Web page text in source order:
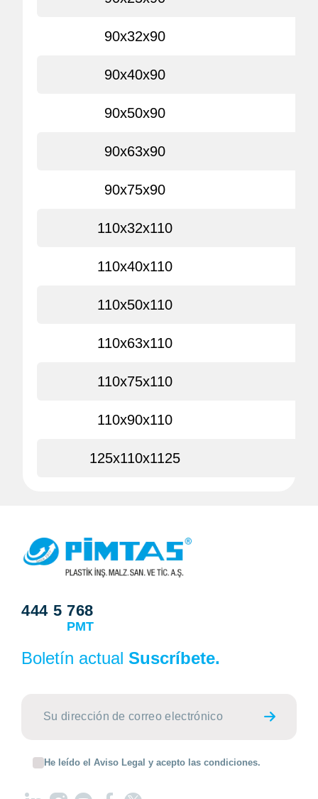
90x32x90
90x40x90
90x50x90
90x63x90
90x75x90
110x32x110
110x40x110
110x50x110
110x63x110
110x75x110
110x90x110
125x110x1125
444 5 768
PMT
Boletín actual Suscríbete.
He leído el Aviso Legal y acepto las condiciones.